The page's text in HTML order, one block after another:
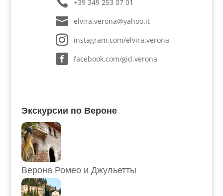
+39 349 253 07 01
elvira.verona@yahoo.it
instagram.com/elvira.verona
facebook.com/gid.verona
Экскурсии по Вероне
Верона Ромео и Джульетты